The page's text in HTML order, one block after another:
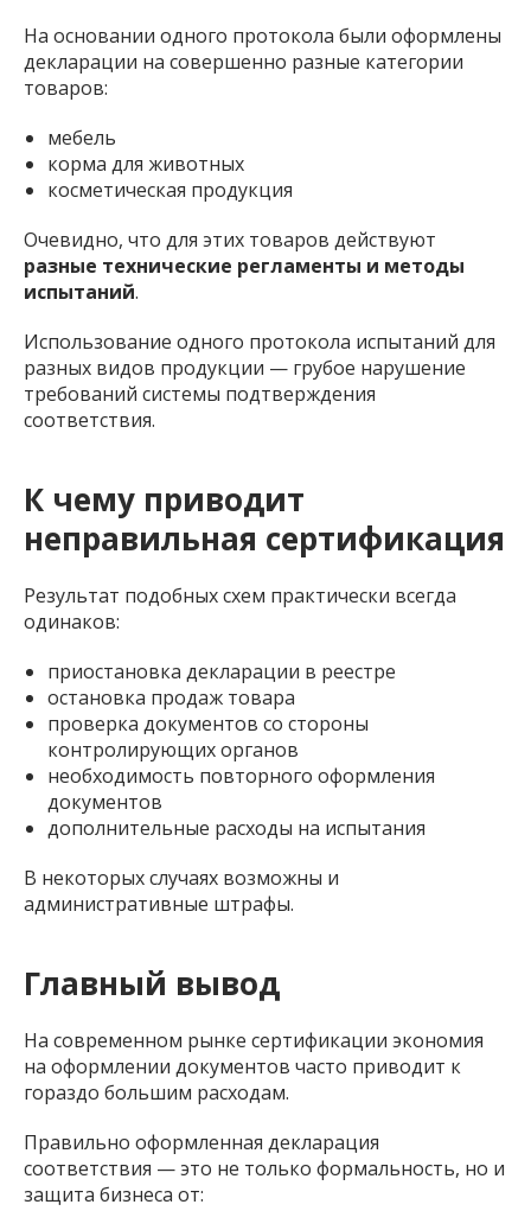
На основании одного протокола были оформлены
декларации на совершенно разные категории
товаров:
мебель
корма для животных
косметическая продукция
Очевидно, что для этих товаров действуют
разные технические регламенты и методы
испытаний.
Использование одного протокола испытаний для
разных видов продукции — грубое нарушение
требований системы подтверждения
соответствия.
К чему приводит
неправильная сертификация
Результат подобных схем практически всегда
одинаков:
приостановка декларации в реестре
остановка продаж товара
проверка документов со стороны
контролирующих органов
необходимость повторного оформления
документов
дополнительные расходы на испытания
В некоторых случаях возможны и
административные штрафы.
Главный вывод
На современном рынке сертификации экономия
на оформлении документов часто приводит к
гораздо большим расходам.
Правильно оформленная декларация
соответствия — это не только формальность, но и
защита бизнеса от: